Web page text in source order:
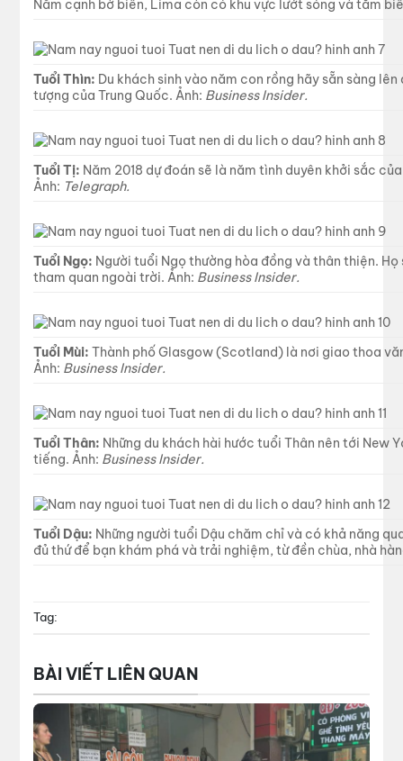
Nằm cạnh bờ biển, Lima còn có khu vực lướt sóng và tắm
Tuổi Thìn: Du khách sinh vào năm con rồng hãy sẵn sàng
tượng của Trung Quốc. Ảnh: Business Insider.
Tuổi Tị: Năm 2018 dự đoán sẽ là năm tình duyên khởi sắc
Ảnh: Telegraph.
Tuổi Ngọ: Người tuổi Ngọ thường hòa đồng và thân thiện.
tham quan ngoài trời. Ảnh: Business Insider.
Tuổi Mùi:Thành phố Glasgow (Scotland) là nơi giao thoa
Ảnh: Business Insider.
Tuổi Thân: Những du khách hài hước tuổi Thân nên tới New
tiếng. Ảnh: Business Insider.
Tuổi Dậu: Những người tuổi Dậu chăm chỉ và có khả năng
đủ thứ để bạn khám phá và trải nghiệm, từ đền chùa, nhà
Tag:
BÀI VIẾT LIÊN QUAN